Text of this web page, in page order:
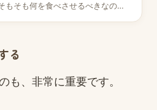
もそも何を食べさせるべきなの
る
も、非常に重要です。